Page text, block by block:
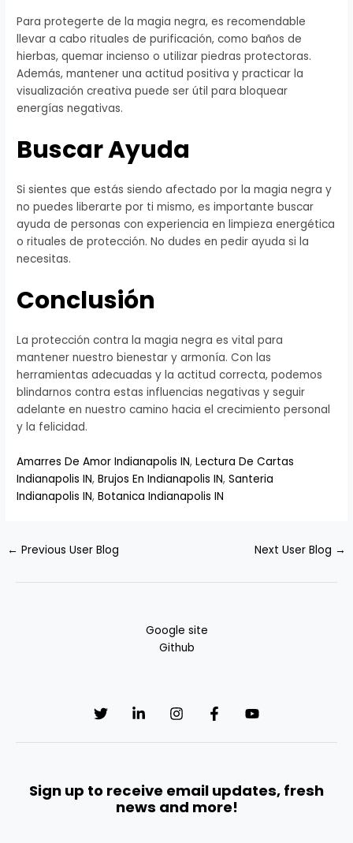
Para protegerte de la magia negra, es recomendable
llevar a cabo rituales de purificación, como baños de
hierbas, quemar incienso o utilizar piedras protectoras.
Además, mantener una actitud positiva y practicar la
visualización creativa puede ser útil para bloquear
energías negativas.
Buscar Ayuda
Si sientes que estás siendo afectado por la magia negra y
no puedes liberarte por ti mismo, es importante buscar
ayuda de personas con experiencia en limpieza energética
o rituales de protección. No dudes en pedir ayuda si la
necesitas.
Conclusión
La protección contra la magia negra es vital para
mantener nuestro bienestar y armonía. Con las
herramientas adecuadas y la actitud correcta, podemos
blindarnos contra estas influencias negativas y seguir
adelante en nuestro camino hacia el crecimiento personal
y la felicidad.
Amarres De Amor Indianapolis IN,Lectura De Cartas
Indianapolis IN,Brujos En Indianapolis IN,Santeria
Indianapolis IN,Botanica Indianapolis IN
← Previous User Blog Next User Blog →
Google site
Github
Sign up to receive email updates, fresh
news and more!